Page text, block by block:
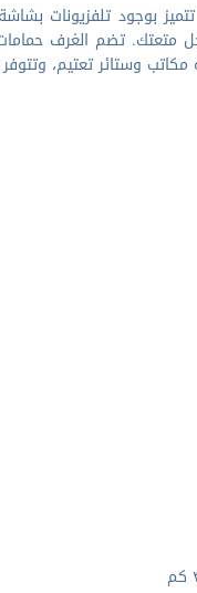
في واحدة من 24 غرفة مكيفة
متعتك. تضم الغرف
وستائر تعتيم،